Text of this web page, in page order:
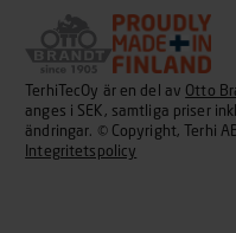
TerhiTecOy är en del av Otto
anges i SEK, samtliga priser
ändringar. © Copyright, Terhi
Integritetspolicy